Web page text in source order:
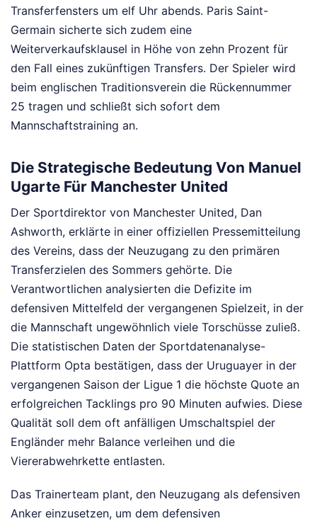
Transferfensters um elf Uhr abends. Paris Saint-
Germain sicherte sich zudem eine
Weiterverkaufsklausel in Höhe von zehn Prozent für
den Fall eines zukünftigen Transfers. Der Spieler wird
beim englischen Traditionsverein die Rückennummer
25 tragen und schließt sich sofort dem
Mannschaftstraining an.
Die Strategische Bedeutung Von Manuel
Ugarte Für Manchester United
Der Sportdirektor von Manchester United, Dan
Ashworth, erklärte in einer offiziellen Pressemitteilung
des Vereins, dass der Neuzugang zu den primären
Transferzielen des Sommers gehörte. Die
Verantwortlichen analysierten die Defizite im
defensiven Mittelfeld der vergangenen Spielzeit, in der
die Mannschaft ungewöhnlich viele Torschüsse zuließ.
Die statistischen Daten der Sportdatenanalyse-
Plattform Opta bestätigen, dass der Uruguayer in der
vergangenen Saison der Ligue 1 die höchste Quote an
erfolgreichen Tacklings pro 90 Minuten aufwies. Diese
Qualität soll dem oft anfälligen Umschaltspiel der
Engländer mehr Balance verleihen und die
Viererabwehrkette entlasten.
Das Trainerteam plant, den Neuzugang als defensiven
Anker einzusetzen, um dem defensiven